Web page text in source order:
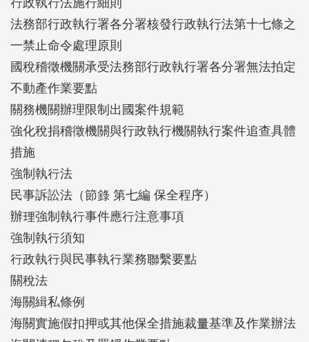
行政執行法施行細則
法務部行政執行署各分署核發行政執行法第十七條之
一禁止命令處理原則
國稅稽徵機關承受法務部行政執行署各分署無法拍定
不動產作業要點
關務機關辦理限制出國案件規範
強化稅捐稽徵機關與行政執行機關執行案件追查具體
措施
強制執行法
民事訴訟法（節錄 第七編 保全程序）
辦理強制執行事件應行注意事項
強制執行須知
行政執行與民事執行業務聯繫要點
關稅法
海關緝私條例
海關實施假扣押或其他保全措施裁量基準及作業辦法